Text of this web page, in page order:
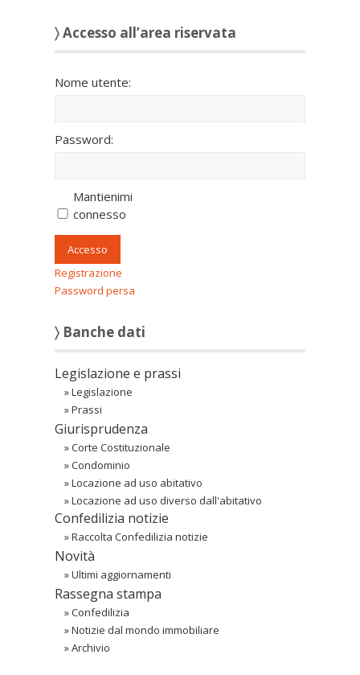
〉 Accesso all’area riservata
Nome utente:
Password:
Mantienimi
connesso
Accesso
Registrazione
Password persa
〉 Banche dati
Legislazione e prassi
»Legislazione
»Prassi
Giurisprudenza
»Corte Costituzionale
»Condominio
»Locazione ad uso abitativo
»Locazione ad uso diverso dall'abitativo
Confedilizia notizie
»Raccolta Confedilizia notizie
Novità
»Ultimi aggiornamenti
Rassegna stampa
»Confedilizia
»Notizie dal mondo immobiliare
»Archivio